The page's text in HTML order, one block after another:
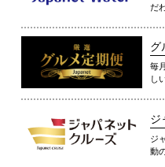
だ
グ
毎
し
ジ
ジ
動